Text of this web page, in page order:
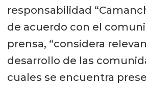
responsabilidad
de acuerdo con el
prensa, “considera
desarrollo de las
cuales se encuentra